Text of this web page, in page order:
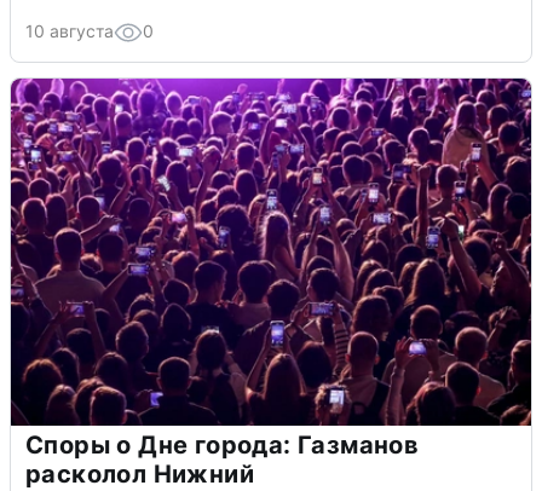
10 августа 0
Споры о Дне города: Газманов
расколол Нижний